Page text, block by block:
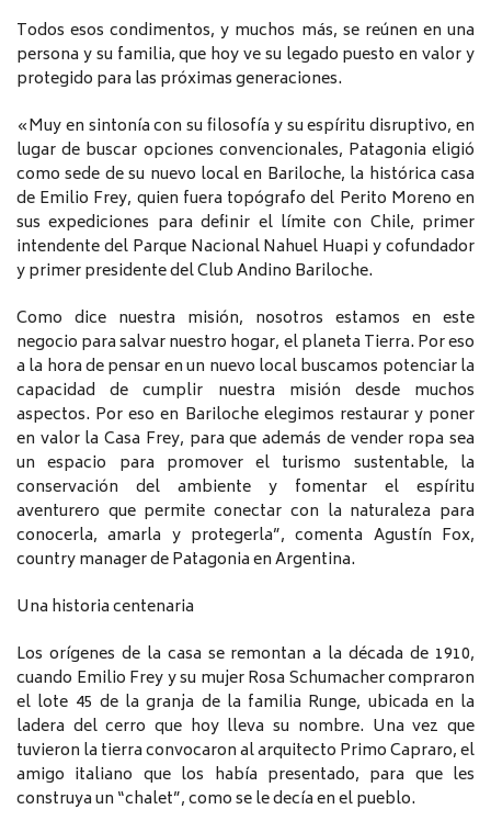
Todos esos condimentos, y muchos más, se reúnen en una
persona y su familia, que hoy ve su legado puesto en valor y
protegido para las próximas generaciones.
«Muy en sintonía con su filosofía y su espíritu disruptivo, en
lugar de buscar opciones convencionales, Patagonia eligió
como sede de su nuevo local en Bariloche, la histórica casa
de Emilio Frey, quien fuera topógrafo del Perito Moreno en
sus expediciones para definir el límite con Chile, primer
intendente del Parque Nacional Nahuel Huapi y cofundador
y primer presidente del Club Andino Bariloche.
Como dice nuestra misión, nosotros estamos en este
negocio para salvar nuestro hogar, el planeta Tierra. Por eso
a la hora de pensar en un nuevo local buscamos potenciar la
capacidad de cumplir nuestra misión desde muchos
aspectos. Por eso en Bariloche elegimos restaurar y poner
en valor la Casa Frey, para que además de vender ropa sea
un espacio para promover el turismo sustentable, la
conservación del ambiente y fomentar el espíritu
aventurero que permite conectar con la naturaleza para
conocerla, amarla y protegerla”, comenta Agustín Fox,
country manager de Patagonia en Argentina.
Una historia centenaria
Los orígenes de la casa se remontan a la década de 1910,
cuando Emilio Frey y su mujer Rosa Schumacher compraron
el lote 45 de la granja de la familia Runge, ubicada en la
ladera del cerro que hoy lleva su nombre. Una vez que
tuvieron la tierra convocaron al arquitecto Primo Capraro, el
amigo italiano que los había presentado, para que les
construya un “chalet”, como se le decía en el pueblo.